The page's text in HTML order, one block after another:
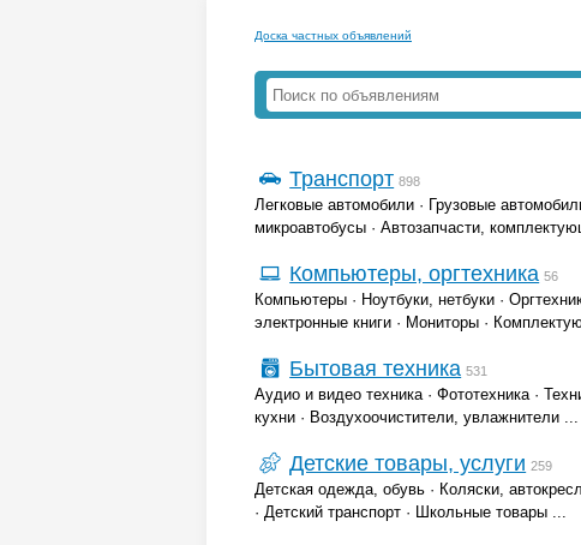
Доска частных объявлений
Транспорт 898
Легковые автомобили · Грузовые
микроавтобусы · Автозапчасти,
Компьютеры, оргтехника 56
Компьютеры · Ноутбуки, нетбуки ·
электронные книги · Мониторы ·
Бытовая техника 531
Аудио и видео техника· Фототехника·
кухни · Воздухоочистители, увлажнители ...
Детские товары, услуги 259
Детская одежда, обувь · Коляски,
· Детский транспорт · Школьные товары ...